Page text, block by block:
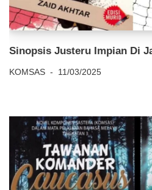
Sinopsis Justeru Impian Di
KOMSAS 11/03/2025